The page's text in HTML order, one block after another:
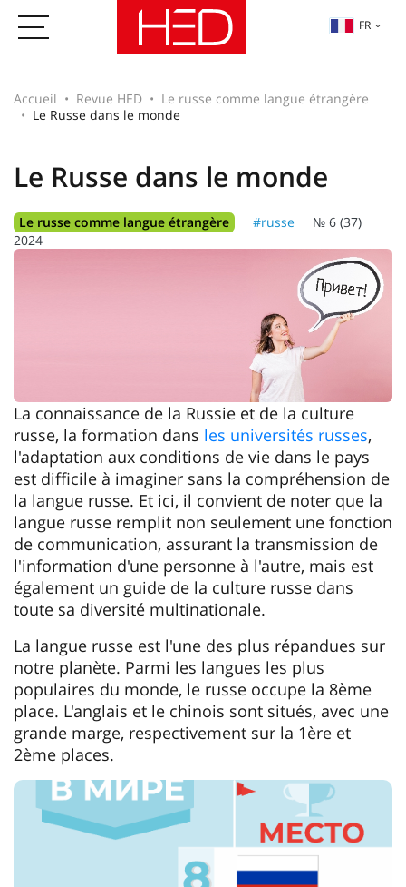
FR
Accueil Revue HED
Le russe comme langue étrangère
Le Russe dans le monde
Le Russe dans le monde
Le russe comme langue étrangère #russe
№ 6 (37)
2024
La connaissance de la Russie et de la culture
russe, la formation dans les universités russes,
l'adaptation aux conditions de vie dans le pays
est difficile à imaginer sans la compréhension de
la langue russe. Et ici, il convient de noter que la
langue russe remplit non seulement une fonction
de communication, assurant la transmission de
l'information d'une personne à l'autre, mais est
également un guide de la culture russe dans
toute sa diversité multinationale.
La langue russe est l'une des plus répandues sur
notre planète. Parmi les langues les plus
populaires du monde, le russe occupe la 8ème
place. L'anglais et le chinois sont situés, avec une
grande marge, respectivement sur la 1ère et
2ème places.